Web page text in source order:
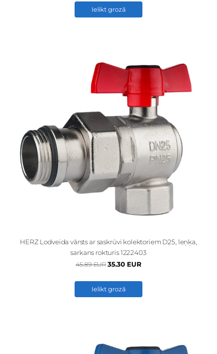
Ielikt grozā
HERZ Lodveida vārsts ar saskrūvi kolektoriem D25, leņķa,
sarkans rokturis 1222403
45.89 EUR 35.30 EUR
Ielikt grozā